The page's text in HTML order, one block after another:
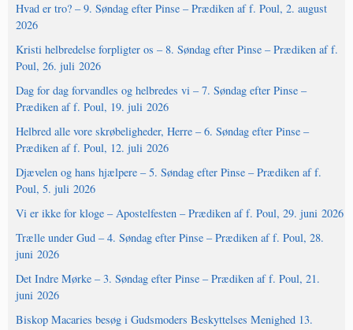
Hvad er tro? – 9. Søndag efter Pinse – Prædiken af f. Poul, 2. august
2026
Kristi helbredelse forpligter os – 8. Søndag efter Pinse – Prædiken af f.
Poul, 26. juli 2026
Dag for dag forvandles og helbredes vi – 7. Søndag efter Pinse –
Prædiken af f. Poul, 19. juli 2026
Helbred alle vore skrøbeligheder, Herre – 6. Søndag efter Pinse –
Prædiken af f. Poul, 12. juli 2026
Djævelen og hans hjælpere – 5. Søndag efter Pinse – Prædiken af f.
Poul, 5. juli 2026
Vi er ikke for kloge – Apostelfesten – Prædiken af f. Poul, 29. juni 2026
Trælle under Gud – 4. Søndag efter Pinse – Prædiken af f. Poul, 28.
juni 2026
Det Indre Mørke – 3. Søndag efter Pinse – Prædiken af f. Poul, 21.
juni 2026
Biskop Macaries besøg i Gudsmoders Beskyttelses Menighed 13.